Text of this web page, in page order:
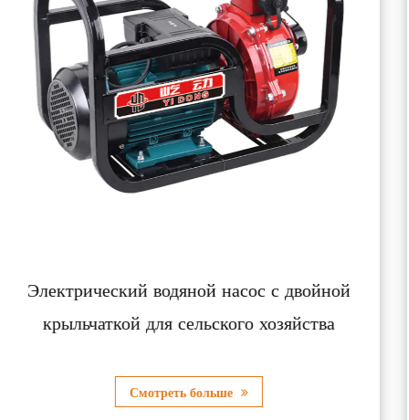
Малошумный бензиновый
ручным управлением
Смотреть больше